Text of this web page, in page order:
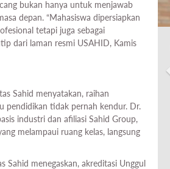
bukan hanya untuk menjawab
depan. “Mahasiswa dipersiapkan
tetapi juga sebagai
dari laman resmi USAHID, Kamis
Sahid menyatakan, raihan
pendidikan tidak pernah kendur. Dr.
industri dan afiliasi Sahid Group,
melampaui ruang kelas, langsung
Sahid menegaskan, akreditasi Unggul